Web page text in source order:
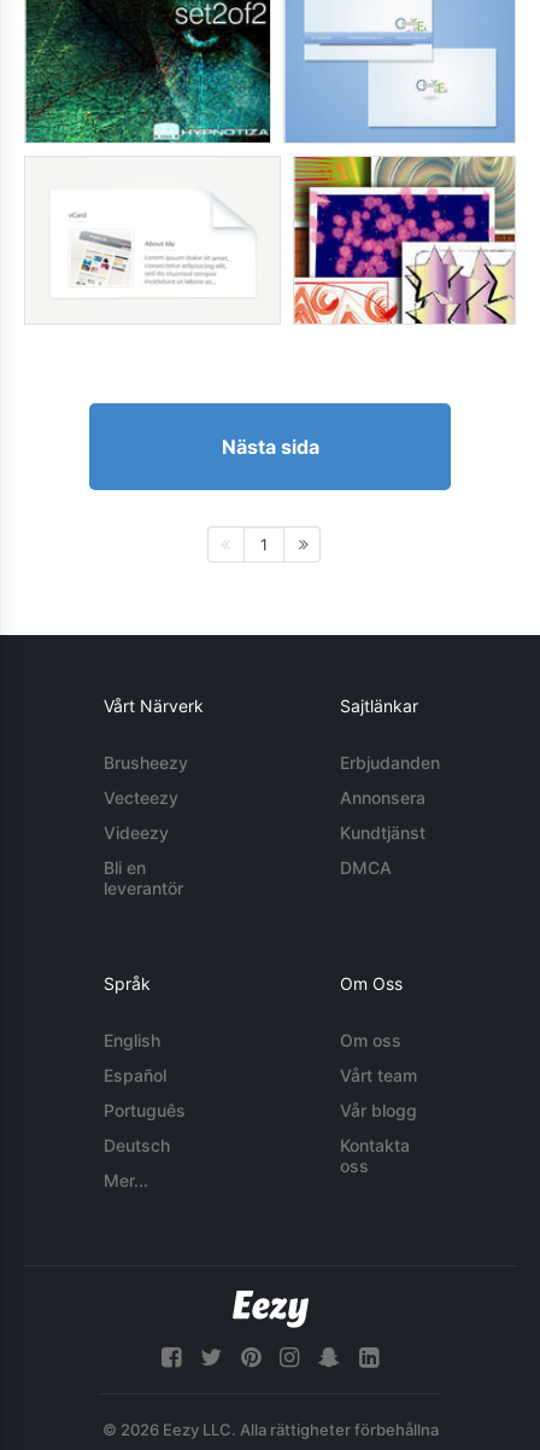
Nästa sida
1
Vårt Närverk
Brusheezy
Vecteezy
Videezy
Bli en
leverantör
Sajtlänkar
Erbjudanden
Annonsera
Kundtjänst
DMCA
Språk
English
Español
Português
Deutsch
Mer...
Om Oss
Om oss
Vårt team
Vår blogg
Kontakta
oss
© 2026 Eezy LLC. Alla rättigheter förbehållna